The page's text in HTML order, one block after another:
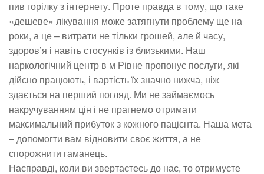
пив горілку з інтернету. Проте правда в тому, що таке
«дешеве» лікування може затягнути проблему ще на
роки, а це – витрати не тільки грошей, але й часу,
здоров’я і навіть стосунків із близькими. Наш
наркологічний центр в м Рівне пропонує послуги, які
дійсно працюють, і вартість їх значно нижча, ніж
здається на перший погляд. Ми не займаємось
накручуванням цін і не прагнемо отримати
максимальний прибуток з кожного пацієнта. Наша мета
– допомогти вам відновити своє життя, а не
спорожнити гаманець.
Насправді, коли ви звертаєтесь до нас, то отримуєте